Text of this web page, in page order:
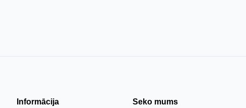
Informācija Seko mums